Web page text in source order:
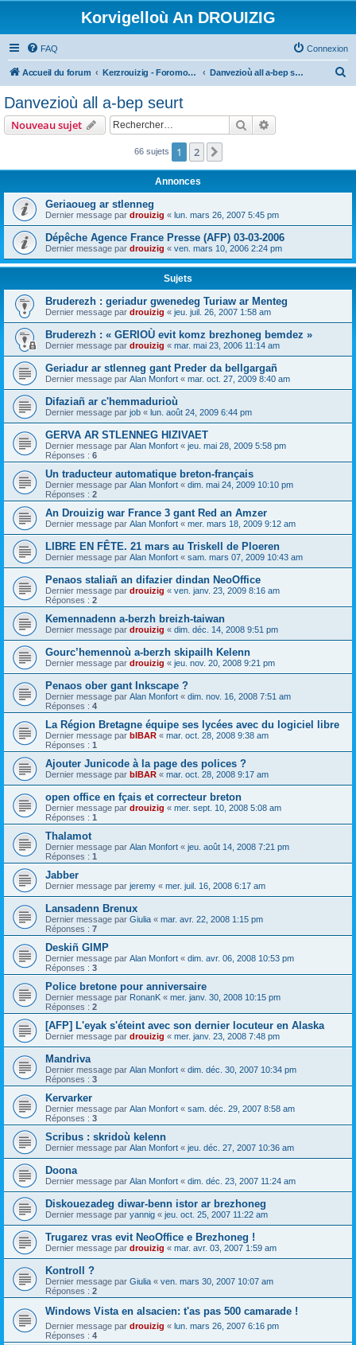
Korvigelloù An DROUIZIG
FAQ Connexion
Accueil du forum Kerzrouizig - Foromoù An Drouizig Danvezioù all a-bep seurt
e
Danvezioù all a-bep seurt
Nouveau sujet Rechercher
66 sujets 1 2
Annonces
Geriaoueg ar stlenneg
Dernier message par drouizig « lun. mars 26, 2007 5:45 pm
Dépêche Agence France Presse (AFP) 03-03-2006
Dernier message par drouizig « ven. mars 10, 2006 2:24 pm
Sujets
Bruderezh : geriadur gwenedeg Turiaw ar Menteg
Dernier message par drouizig « jeu. juil. 26, 2007 1:58 am
Bruderezh : « GERIOÙ evit komz brezhoneg bemdez »
Dernier message par drouizig « mar. mai 23, 2006 11:14 am
Geriadur ar stlenneg gant Preder da bellgargañ
Dernier message par Alan Monfort « mar. oct. 27, 2009 8:40 am
Difaziañ ar c'hemmadurioù
Dernier message par job « lun. août 24, 2009 6:44 pm
GERVA AR STLENNEG HIZIVAET
Dernier message par Alan Monfort « jeu. mai 28, 2009 5:58 pm
Réponses : 6
Un traducteur automatique breton-français
Dernier message par Alan Monfort « dim. mai 24, 2009 10:10 pm
Réponses : 2
An Drouizig war France 3 gant Red an Amzer
Dernier message par Alan Monfort « mer. mars 18, 2009 9:12 am
LIBRE EN FÊTE. 21 mars au Triskell de Ploeren
Dernier message par Alan Monfort « sam. mars 07, 2009 10:43 am
Penaos staliañ an difazier dindan NeoOffice
Dernier message par drouizig « ven. janv. 23, 2009 8:16 am
Réponses : 2
Kemennadenn a-berzh breizh-taiwan
Dernier message par drouizig « dim. déc. 14, 2008 9:51 pm
Gourc’hemennoù a-berzh skipailh Kelenn
Dernier message par drouizig « jeu. nov. 20, 2008 9:21 pm
Penaos ober gant Inkscape ?
Dernier message par Alan Monfort « dim. nov. 16, 2008 7:51 am
Réponses : 4
La Région Bretagne équipe ses lycées avec du logiciel libre
Dernier message par bIBAR « mar. oct. 28, 2008 9:38 am
Réponses : 1
Ajouter Junicode à la page des polices ?
Dernier message par bIBAR « mar. oct. 28, 2008 9:17 am
open office en fçais et correcteur breton
Dernier message par drouizig « mer. sept. 10, 2008 5:08 am
Réponses : 1
Thalamot
Dernier message par Alan Monfort « jeu. août 14, 2008 7:21 pm
Réponses : 1
Jabber
Dernier message par jeremy « mer. juil. 16, 2008 6:17 am
Lansadenn Brenux
Dernier message par Giulia « mar. avr. 22, 2008 1:15 pm
Réponses : 7
Deskiñ GIMP
Dernier message par Alan Monfort « dim. avr. 06, 2008 10:53 pm
Réponses : 3
Police bretone pour anniversaire
Dernier message par RonanK « mer. janv. 30, 2008 10:15 pm
Réponses : 2
[AFP] L'eyak s'éteint avec son dernier locuteur en Alaska
Dernier message par drouizig « mer. janv. 23, 2008 7:48 pm
Mandriva
Dernier message par Alan Monfort « dim. déc. 30, 2007 10:34 pm
Réponses : 3
Kervarker
Dernier message par Alan Monfort « sam. déc. 29, 2007 8:58 am
Réponses : 3
Scribus : skridoù kelenn
Dernier message par Alan Monfort « jeu. déc. 27, 2007 10:36 am
Doona
Dernier message par Alan Monfort « dim. déc. 23, 2007 11:24 am
Diskouezadeg diwar-benn istor ar brezhoneg
Dernier message par yannig « jeu. oct. 25, 2007 11:22 am
Trugarez vras evit NeoOffice e Brezhoneg !
Dernier message par drouizig « mar. avr. 03, 2007 1:59 am
Kontroll ?
Dernier message par Giulia « ven. mars 30, 2007 10:07 am
Réponses : 2
Windows Vista en alsacien: t'as pas 500 camarade !
Dernier message par drouizig « lun. mars 26, 2007 6:16 pm
Réponses : 4